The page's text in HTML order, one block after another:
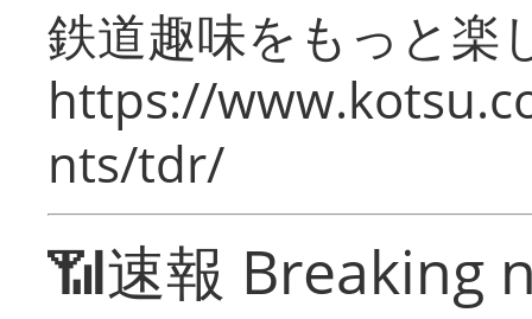
鉄道趣味をもっと楽
https://
nts/tdr/
📶速報 Breaking